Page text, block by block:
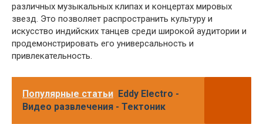
различных музыкальных клипах и концертах мировых
звезд. Это позволяет распространить культуру и
искусство индийских танцев среди широкой аудитории и
продемонстрировать его универсальность и
привлекательность.
Популярные статьи Eddy Electro -
Видео развлечения - Тектоник